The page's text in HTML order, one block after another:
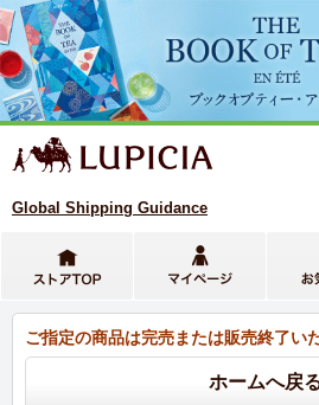
Global Shipping Guidance
ご指定の商品は完売または販売終了い